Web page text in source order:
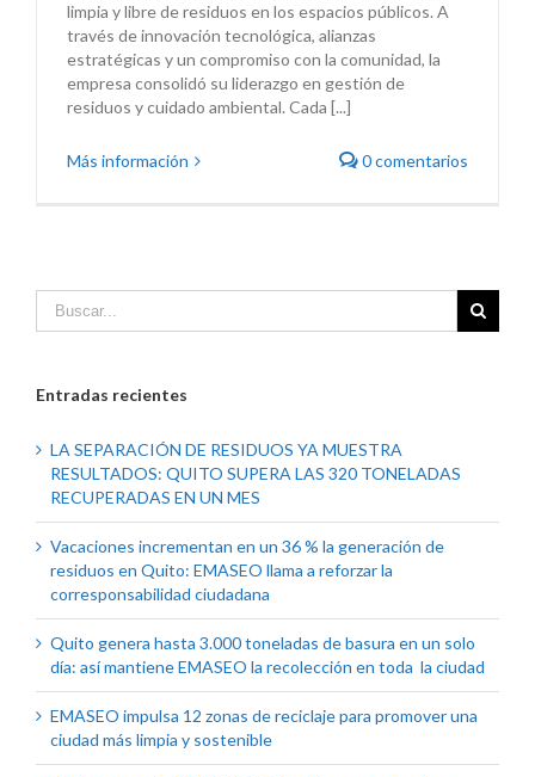
limpia y libre de residuos en los espacios públicos. A
través de innovación tecnológica, alianzas
estratégicas y un compromiso con la comunidad, la
empresa consolidó su liderazgo en gestión de
residuos y cuidado ambiental. Cada [...]
Más información 0 comentarios
Entradas recientes
LA SEPARACIÓN DE RESIDUOS YA MUESTRA
RESULTADOS: QUITO SUPERA LAS 320 TONELADAS
RECUPERADAS EN UN MES
Vacaciones incrementan en un 36 % la generación de
residuos en Quito: EMASEO llama a reforzar la
corresponsabilidad ciudadana
Quito genera hasta 3.000 toneladas de basura en un solo
día: así mantiene EMASEO la recolección en toda la ciudad
EMASEO impulsa 12 zonas de reciclaje para promover una
ciudad más limpia y sostenible